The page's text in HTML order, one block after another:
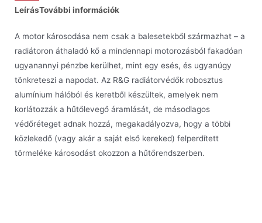
LeírásTovábbi információk
A motor károsodása nem csak a balesetekből származhat – a
radiátoron áthaladó kő a mindennapi motorozásból fakadóan
ugyanannyi pénzbe kerülhet, mint egy esés, és ugyanúgy
tönkreteszi a napodat. Az R&G radiátorvédők robosztus
alumínium hálóból és keretből készültek, amelyek nem
korlátozzák a hűtőlevegő áramlását, de másodlagos
védőréteget adnak hozzá, megakadályozva, hogy a többi
közlekedő (vagy akár a saját első kereked) felperdített
törmeléke károsodást okozzon a hűtőrendszerben.